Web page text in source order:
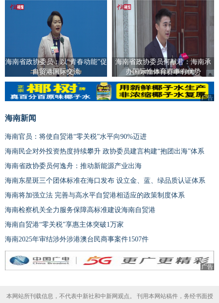
海南省政协委员：以“青春动能”促
自贸港国际交流
海南省政协委员何猷君：海南承
办国际性体育赛事有优势
广告
海南新闻
海南官员：将使自贸港“零关税”水平向90%迈进
海南民企对外投资热度持续攀升 政协委员建言构建“抱团出海”体系
海南省政协委员何逸舟：推动新能源产业出海
海南东星斑三个团体标准在海口发布 设立金、蓝、绿品质认证体系
海南将加强立法 完善与高水平自贸港相适应的政策制度体系
海南检察机关全力服务保障高标准建设海南自贸港
海南自贸港“零关税”享惠主体突破1万家
海南2025年审结涉外涉港澳台民商事案件1507件
广告
本网站所刊载信息，不代表中新社和中新网观点。 刊用本网站稿件，务经书面授